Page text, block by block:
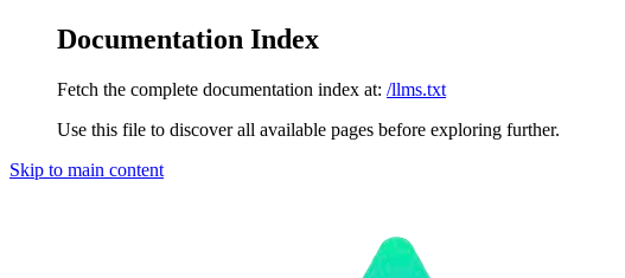
Documentation Index
Fetch the complete documentation index at: /llms.txt
Use this file to discover all available pages before exploring further.
Skip to main content